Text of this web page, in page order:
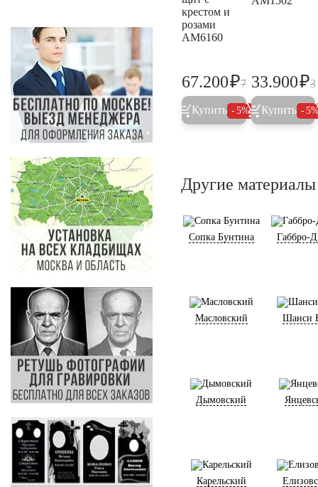
крестом и
розами
AM6160
70.700
67.200₽
Купить 5%
33.900₽
Купить
Другие материалы
Сопка Бунтина Габбро-
Масловский Шанси
Дымовский
Карельский